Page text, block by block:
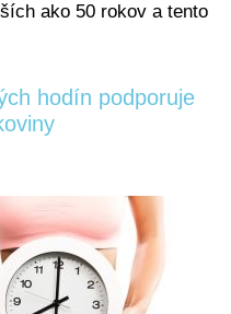
ako 50 rokov a tento
hodín podporuje